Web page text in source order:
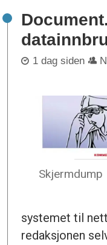
1 dag siden
Skjermdump
systemet til
redaksjonen